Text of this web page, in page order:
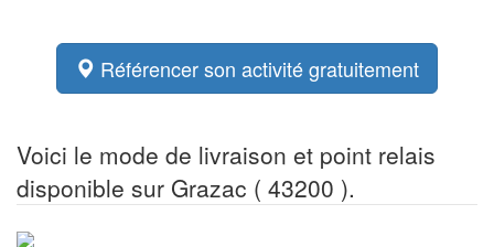
Référencer son activité gratuitement
Voici le mode de livraison et point relais
disponible sur Grazac ( 43200 ).